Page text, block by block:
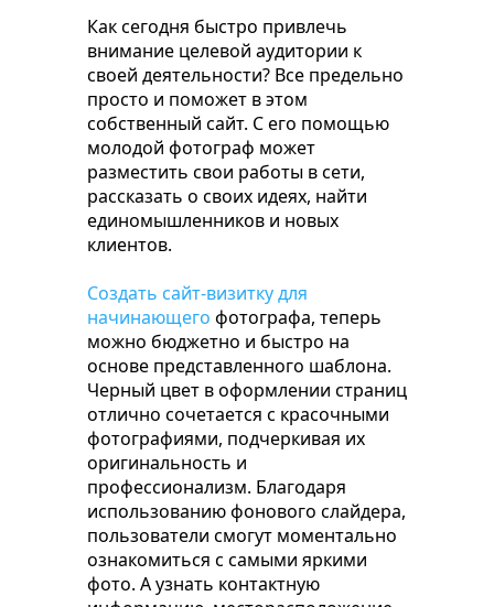
Как сегодня быстро привлечь
внимание целевой аудитории к
своей деятельности? Все предельно
просто и поможет в этом
собственный сайт. С его помощью
молодой фотограф может
разместить свои работы в сети,
рассказать о своих идеях, найти
единомышленников и новых
клиентов.
Создать сайт-визитку для
начинающего фотографа, теперь
можно бюджетно и быстро на
основе представленного шаблона.
Черный цвет в оформлении страниц
отлично сочетается с красочными
фотографиями, подчеркивая их
оригинальность и
профессионализм. Благодаря
использованию фонового слайдера,
пользователи смогут моментально
ознакомиться с самыми яркими
фото. А узнать контактную